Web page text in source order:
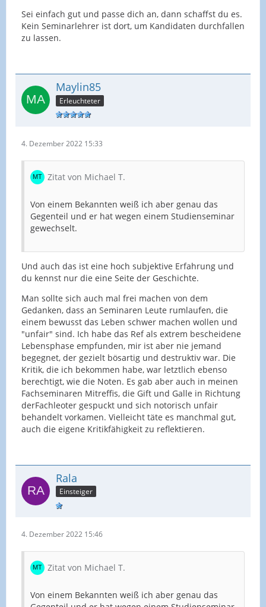
Sei einfach gut und passe dich an, dann schaffst du es.
Kein Seminarlehrer ist dort, um Kandidaten durchfallen
zu lassen.
Maylin85
Erleuchteter
4. Dezember 2022 15:33
Zitat von Michael T.
Von einem Bekannten weiß ich aber genau das
Gegenteil und er hat wegen einem Studienseminar
gewechselt.
Und auch das ist eine hoch subjektive Erfahrung und
du kennst nur die eine Seite der Geschichte.
Man sollte sich auch mal frei machen von dem
Gedanken, dass an Seminaren Leute rumlaufen, die
einem bewusst das Leben schwer machen wollen und
"unfair" sind. Ich habe das Ref als extrem bescheidene
Lebensphase empfunden, mir ist aber nie jemand
begegnet, der gezielt bösartig und destruktiv war. Die
Kritik, die ich bekommen habe, war letztlich ebenso
berechtigt, wie die Noten. Es gab aber auch in meinen
Fachseminaren Mitreffis, die Gift und Galle in Richtung
derFachleoter gespuckt und sich notorisch unfair
behandelt vorkamen. Vielleicht täte es manchmal gut,
auch die eigene Kritikfähigkeit zu reflektieren.
Rala
Einsteiger
4. Dezember 2022 15:46
Zitat von Michael T.
Von einem Bekannten weiß ich aber genau das